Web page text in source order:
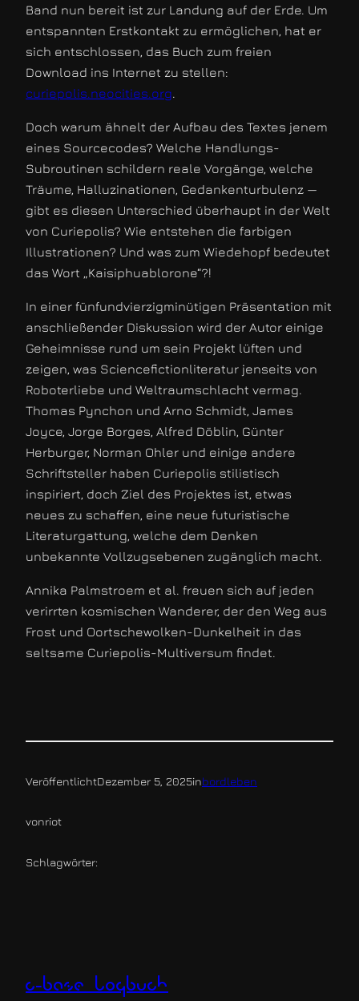
Band nun bereit ist zur Landung auf der Erde. Um
entspannten Erstkontakt zu ermöglichen, hat er
sich entschlossen, das Buch zum freien
Download ins Internet zu stellen:
curiepolis.neocities.org.
Doch warum ähnelt der Aufbau des Textes jenem
eines Sourcecodes? Welche Handlungs-
Subroutinen schildern reale Vorgänge, welche
Träume, Halluzinationen, Gedankenturbulenz —
gibt es diesen Unterschied überhaupt in der Welt
von Curiepolis? Wie entstehen die farbigen
Illustrationen? Und was zum Wiedehopf bedeutet
das Wort „Kaisiphuablorone“?!
In einer fünfundvierzigminütigen Präsentation mit
anschließender Diskussion wird der Autor einige
Geheimnisse rund um sein Projekt lüften und
zeigen, was Sciencefictionliteratur jenseits von
Roboterliebe und Weltraumschlacht vermag.
Thomas Pynchon und Arno Schmidt, James
Joyce, Jorge Borges, Alfred Döblin, Günter
Herburger, Norman Ohler und einige andere
Schriftsteller haben Curiepolis stilistisch
inspiriert, doch Ziel des Projektes ist, etwas
neues zu schaffen, eine neue futuristische
Literaturgattung, welche dem Denken
unbekannte Vollzugsebenen zugänglich macht.
Annika Palmstroem et al. freuen sich auf jeden
verirrten kosmischen Wanderer, der den Weg aus
Frost und Oortschewolken-Dunkelheit in das
seltsame Curiepolis-Multiversum findet.
VeröffentlichtDezember 5, 2025inbordleben
vonriot
Schlagwörter:
c-base logbuch